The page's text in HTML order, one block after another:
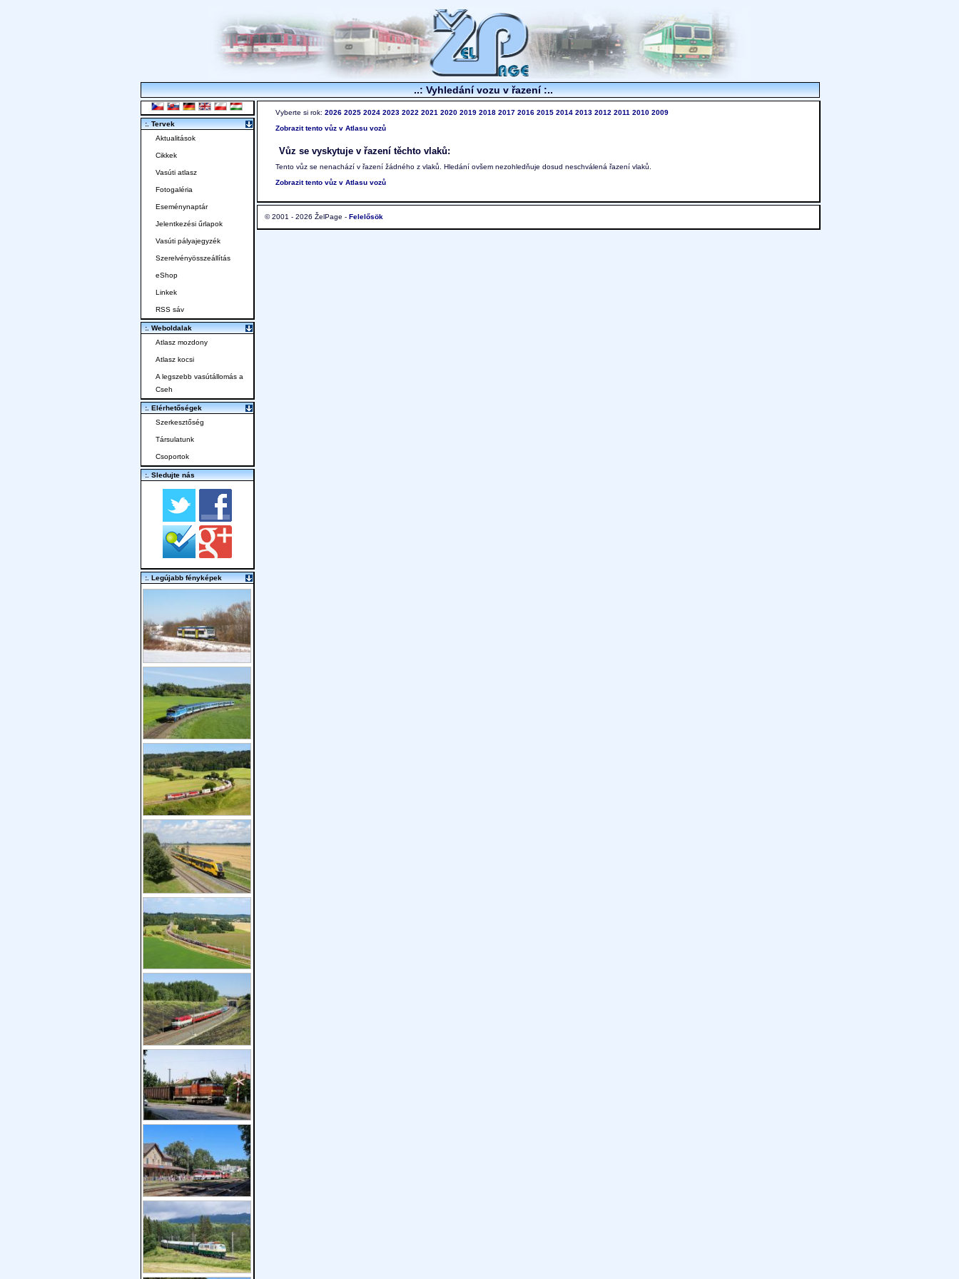
..: Vyhledání vozu v řazení :..
Vyberte si rok: 2026 2025 2024 2023 2022 2021 2020 2019 2018 2017 2016 2015 2014 2013 2012 2011 2010 2009
Zobrazit tento vůz v Atlasu vozů
Vůz se vyskytuje v řazení těchto vlaků:
Tento vůz se nenachází v řazení žádného z vlaků. Hledání ovšem nezohledňuje dosud neschválená řazení vlaků.
Zobrazit tento vůz v Atlasu vozů
© 2001 - 2026 ŽelPage - Felelősök
:. Tervek
Aktualitások
Cikkek
Vasúti atlasz
Fotogaléria
Eseménynaptár
Jelentkezési űrlapok
Vasúti pályajegyzék
Szerelvényösszeállítás
eShop
Linkek
RSS sáv
:. Weboldalak
Atlasz mozdony
Atlasz kocsi
A legszebb vasútállomás a
Cseh
:. Elérhetőségek
Szerkesztőség
Társulatunk
Csoportok
:. Sledujte nás
:. Legújabb fényképek